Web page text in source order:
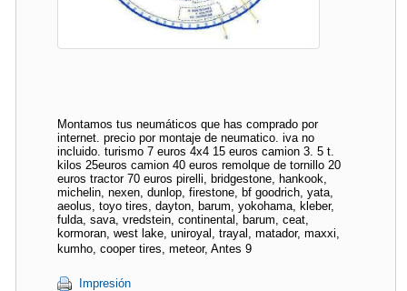
Montamos tus neumáticos que has comprado por
internet. precio por montaje de neumatico. iva no
incluido. turismo 7 euros 4x4 15 euros camion 3. 5 t.
kilos 25euros camion 40 euros remolque de tornillo 20
euros tractor 70 euros pirelli, bridgestone, hankook,
michelin, nexen, dunlop, firestone, bf goodrich, yata,
aeolus, toyo tires, dayton, barum, yokohama, kleber,
fulda, sava, vredstein, continental, barum, ceat,
kormoran, west lake, uniroyal, trayal, matador, maxxi,
kumho, cooper tires, meteor, Antes 9
Impresión